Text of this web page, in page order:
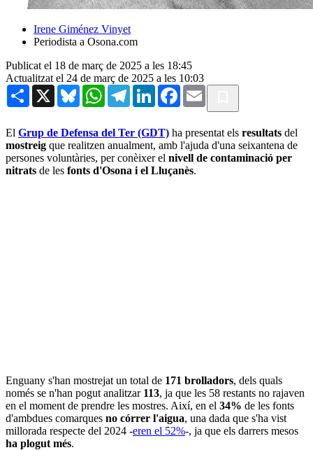
Irene Giménez Vinyet
Periodista a Osona.com
Publicat el 18 de març de 2025 a les 18:45
Actualitzat el 24 de març de 2025 a les 10:03
Share X BlueskyWhatsAppTelegramLinkedInFacebook
Email
El Grup de Defensa del Ter (GDT) ha presentat els resultats del
mostreig que realitzen anualment, amb l'ajuda d'una seixantena de
persones voluntàries, per conèixer el nivell de contaminació per
nitrats de les fonts d'Osona i el Lluçanès.
Enguany s'han mostrejat un total de 171 brolladors, dels quals
només se n'han pogut analitzar 113, ja que les 58 restants no rajaven
en el moment de prendre les mostres. Així, en el 34% de les fonts
d'ambdues comarques no córrer l'aigua, una dada que s'ha vist
millorada respecte del 2024 -eren el 52%-, ja que els darrers mesos
ha plogut més.